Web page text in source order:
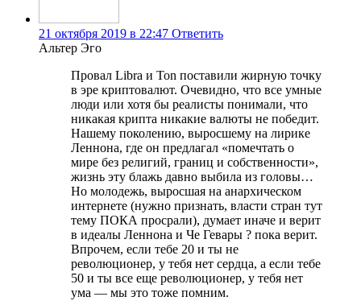
21 октября 2019 в 22:47 Ответить
Альтер Эго
Провал Libra и Ton поставили жирную точку
в эре криптовалют. Очевидно, что все умные
люди или хотя бы реалисты понимали, что
никакая крипта никакие валюты не победит.
Нашему поколению, выросшему на лирике
Леннона, где он предлагал «помечтать о
мире без религий, границ и собственности»,
жизнь эту блажь давно выбила из головы…
Но молодежь, выросшая на анархическом
интернете (нужно признать, власти стран тут
тему ПОКА просрали), думает иначе и верит
в идеалы Леннона и Че Гевары ? пока верит.
Впрочем, если тебе 20 и ты не
революционер, у тебя нет сердца, а если тебе
50 и ты все еще революционер, у тебя нет
ума — мы это тоже помним.